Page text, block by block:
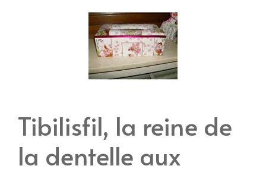
Tibilisfil, la reine de
la dentelle aux